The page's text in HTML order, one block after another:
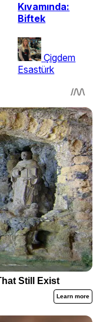
Kıvamında:
Biftek
Çigdem
Esastürk